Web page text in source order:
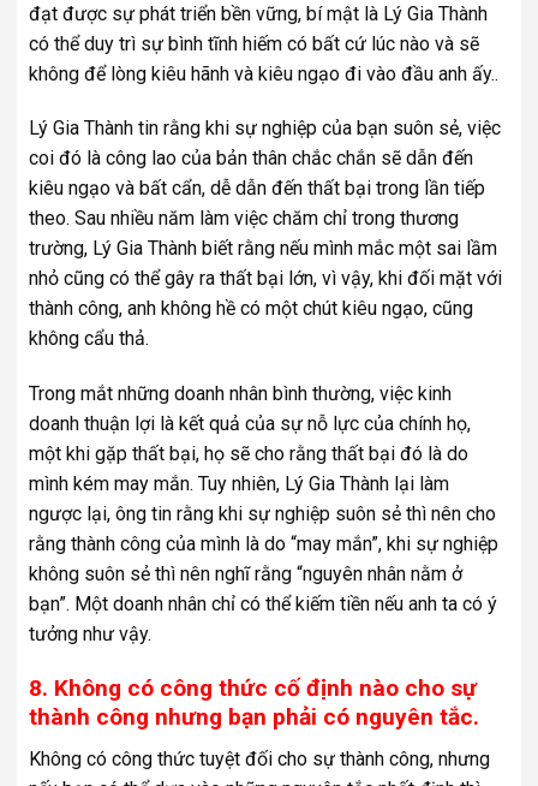
đạt được sự phát triển bền vững, bí mật là Lý Gia Thành
có thể duy trì sự bình tĩnh hiếm có bất cứ lúc nào và sẽ
không để lòng kiêu hãnh và kiêu ngạo đi vào đầu anh ấy..
Lý Gia Thành tin rằng khi sự nghiệp của bạn suôn sẻ, việc
coi đó là công lao của bản thân chắc chắn sẽ dẫn đến
kiêu ngạo và bất cẩn, dễ dẫn đến thất bại trong lần tiếp
theo. Sau nhiều năm làm việc chăm chỉ trong thương
trường, Lý Gia Thành biết rằng nếu mình mắc một sai lầm
nhỏ cũng có thể gây ra thất bại lớn, vì vậy, khi đối mặt với
thành công, anh không hề có một chút kiêu ngạo, cũng
không cẩu thả.
Trong mắt những doanh nhân bình thường, việc kinh
doanh thuận lợi là kết quả của sự nỗ lực của chính họ,
một khi gặp thất bại, họ sẽ cho rằng thất bại đó là do
mình kém may mắn. Tuy nhiên, Lý Gia Thành lại làm
ngược lại, ông tin rằng khi sự nghiệp suôn sẻ thì nên cho
rằng thành công của mình là do “may mắn”, khi sự nghiệp
không suôn sẻ thì nên nghĩ rằng “nguyên nhân nằm ở
bạn”. Một doanh nhân chỉ có thể kiếm tiền nếu anh ta có ý
tưởng như vậy.
8. Không có công thức cố định nào cho sự
thành công nhưng bạn phải có nguyên tắc.
Không có công thức tuyệt đối cho sự thành công, nhưng